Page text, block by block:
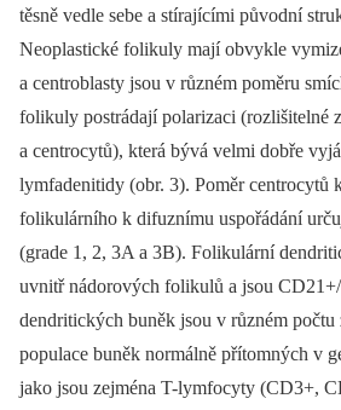
těsně vedle sebe a stírajícími původní
Neoplastické folikuly mají obvykle
a centroblasty jsou v různém poměru
folikuly postrádají polarizaci (rozlišitelné
a centrocytů), která bývá velmi dobře
lymfadenitidy (obr. 3). Poměr centrocytů
folikulárního k difuznímu uspořádání
(grade 1, 2, 3A a 3B). Folikulární
uvnitř nádorových folikulů a jsou
dendritických buněk jsou v různém počtu
populace buněk normálně přítomných v
jako jsou zejména T-lymfocyty (CD3+,